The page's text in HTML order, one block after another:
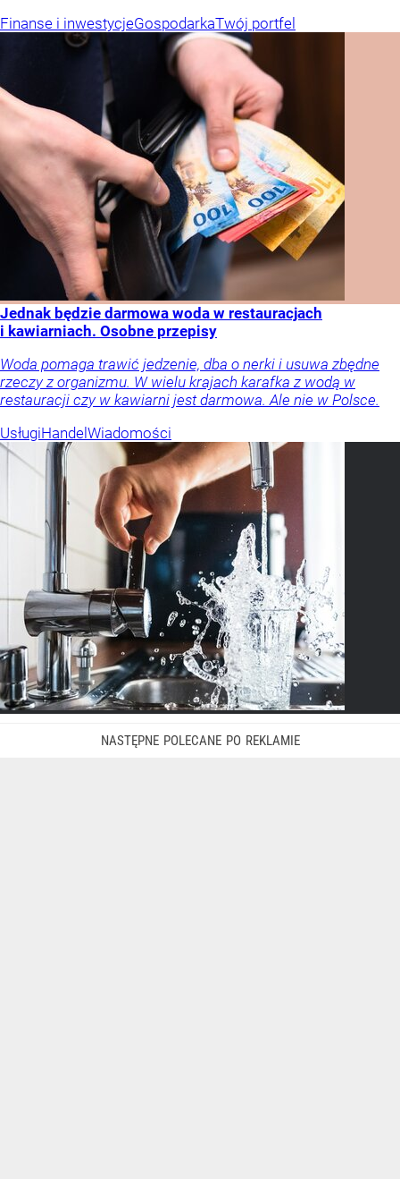
Finanse i inwestycjeGospodarkaTwój portfel
Jednak będzie darmowa woda w restauracjach
i kawiarniach. Osobne przepisy
Woda pomaga trawić jedzenie, dba o nerki i usuwa zbędne
rzeczy z organizmu. W wielu krajach karafka z wodą w
restauracji czy w kawiarni jest darmowa. Ale nie w Polsce.
UsługiHandel Wiadomości